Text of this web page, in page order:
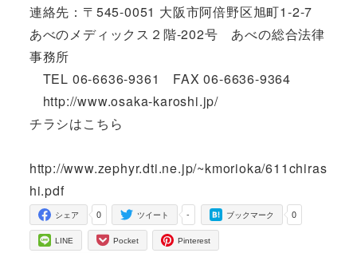
連絡先：〒545-0051 大阪市阿倍野区旭町1-2-7
あべのメディックス２階-202号 あべの総合法律
事務所
TEL 06-6636-9361 FAX 06-6636-9364
http://www.osaka-karoshi.jp/
チラシはこちら
http://www.zephyr.dti.ne.jp/~kmorioka/611chiras
hi.pdf
0
シェア -
ツイート 0
ブックマーク
LINE Pocket Pinterest